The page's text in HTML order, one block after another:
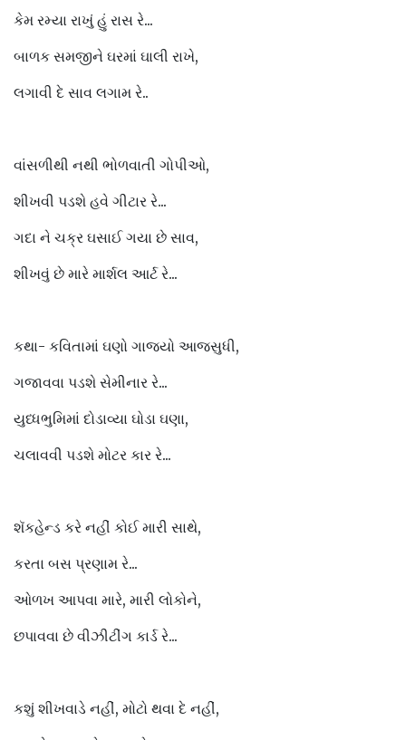
કેમ રમ્યા રાખું હું રાસ રે...
બાળક સમજીને ઘરમાં ઘાલી રાખે,
લગાવી દે સાવ લગામ રે..
વાંસળીથી નથી ભોળવાતી ગોપીઓ,
શીખવી પડશે હવે ગીટાર રે...
ગદા ને ચક્ર ઘસાઈ ગયા છે સાવ,
શીખવું છે મારે માર્શલ આર્ટ રે...
કથા- કવિતામાં ઘણો ગાજ્યો આજસુધી,
ગજાવવા પડશે સેમીનાર રે...
યુધ્ધભુમિમાં દોડાવ્યા ઘોડા ઘણા,
ચલાવવી પડશે મોટર કાર રે...
શૅકહેન્ડ કરે નહીં કોઈ મારી સાથે,
કરતા બસ પ્રણામ રે...
ઓળખ આપવા મારે, મારી લોકોને,
છપાવવા છે વીઝીટીંગ કાર્ડ રે...
કશું શીખવાડે નહીં, મોટો થવા દે નહીં,